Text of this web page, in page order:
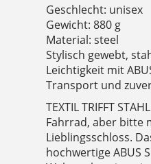
Geschlecht: unisex
Gewicht: 880 g
Material: steel
Stylisch gewebt,
Leichtigkeit mit
Transport und
TEXTIL TRIFFT
Fahrrad, aber bitte
Lieblingsschloss.
hochwertige ABUS